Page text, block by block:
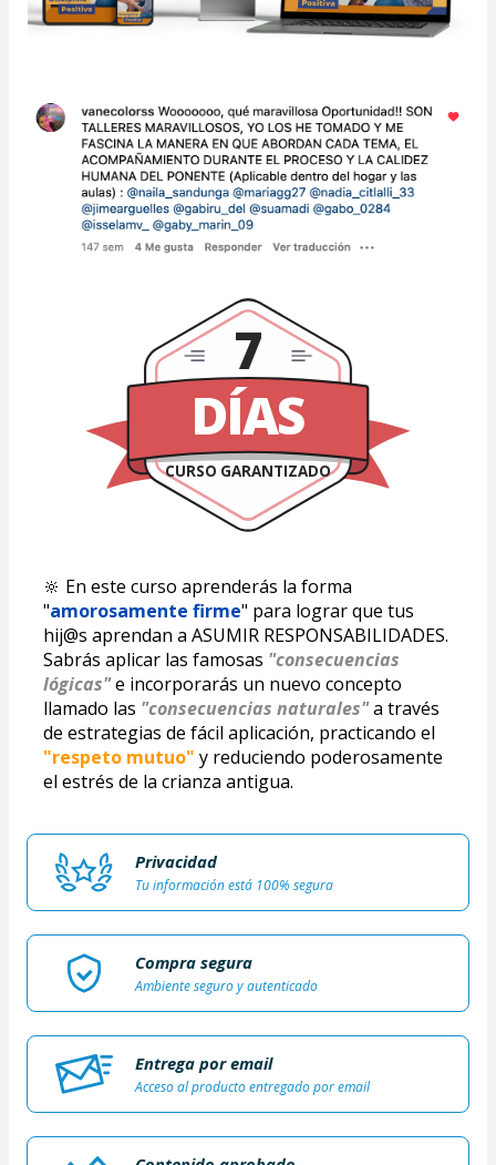
DÍAS
CURSO GARANTIZADO
7
🔆 En este curso aprenderás la forma
"amorosamente firme" para lograr que tus
hij@s aprendan a ASUMIR RESPONSABILIDADES.
Sabrás aplicar las famosas "consecuencias
lógicas"e incorporarás un nuevo concepto
llamado las "consecuencias naturales" a través
"respeto mutuo" y reduciendo poderosamente
el estrés de la crianza antigua.
Privacidad
Tu información está 100% segura
Compra segura
Ambiente seguro y autenticado
Entrega por email
Acceso al producto entregado por email